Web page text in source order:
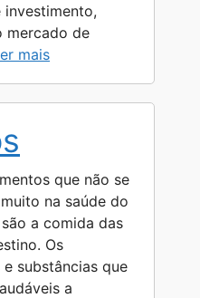
investimento,
mercado de
mais
que não se
na saúde do
a comida das
Os
substâncias que
a